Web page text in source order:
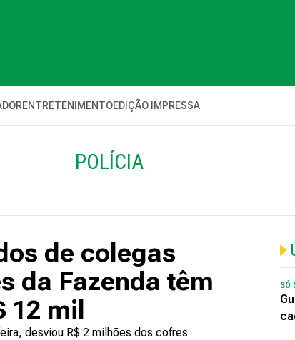
ENTRETENIMENTOEDIÇÃO IMPRESSA
POLÍCIA
de colegas
da Fazenda têm
12 mil
desviou R$ 2 milhões dos cofres
SÓ